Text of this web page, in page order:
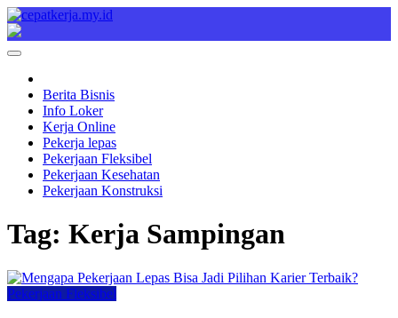
Skip
to
content
Cepat Kerja
Berita Bisnis
Berita Bisnis
Info Loker
Kerja Online
Pekerja lepas
Pekerjaan Fleksibel
Pekerjaan Kesehatan
Pekerjaan Konstruksi
Tag: Kerja Sampingan
Pekerjaan Fleksibel